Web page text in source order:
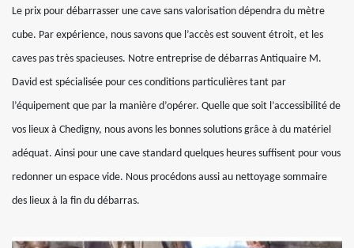
Le prix pour débarrasser une cave sans valorisation dépendra du mètre
cube. Par expérience, nous savons que l’accès est souvent étroit, et les
caves pas très spacieuses. Notre entreprise de débarras Antiquaire M.
David est spécialisée pour ces conditions particulières tant par
l’équipement que par la manière d’opérer. Quelle que soit l’accessibilité de
vos lieux à Chedigny, nous avons les bonnes solutions grâce à du matériel
adéquat. Ainsi pour une cave standard quelques heures suffisent pour vous
redonner un espace vide. Nous procédons aussi au nettoyage sommaire
des lieux à la fin du débarras.